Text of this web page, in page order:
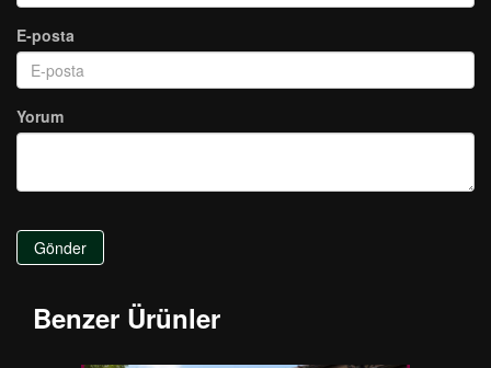
E-posta
Yorum
Gönder
Benzer Ürünler